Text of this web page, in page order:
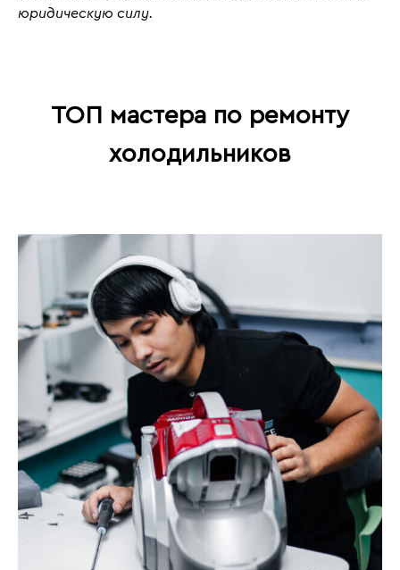
юридическую силу.
ТОП мастера по ремонту
холодильников